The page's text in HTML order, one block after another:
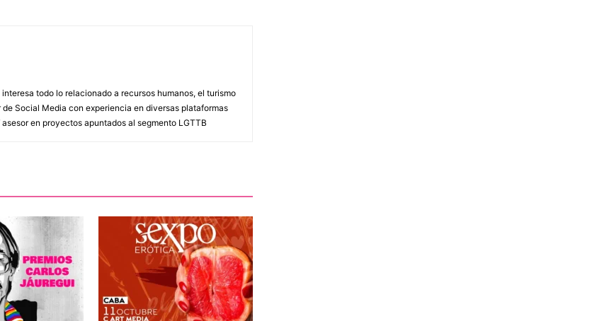
todo lo relacionado a recursos humanos, el turismo
Social Media con experiencia en diversas plataformas
en proyectos apuntados al segmento LGTTB